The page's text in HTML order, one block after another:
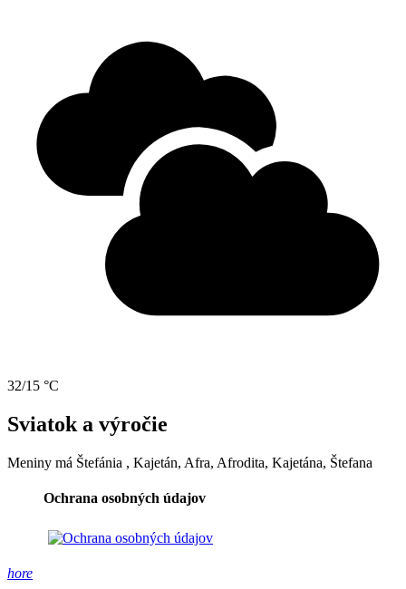
32/15 °C
Sviatok a výročie
Meniny má Štefánia , Kajetán, Afra, Afrodita, Kajetána, Štefana
Ochrana osobných údajov
hore